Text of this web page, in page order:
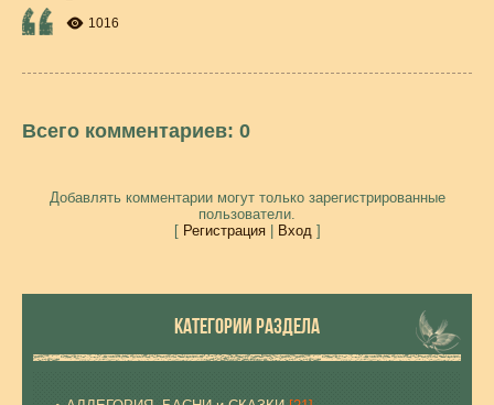
1016
Всего комментариев: 0
Добавлять комментарии могут только зарегистрированные
пользователи.
[ Регистрация| Вход]
КАТЕГОРИИ РАЗДЕЛА